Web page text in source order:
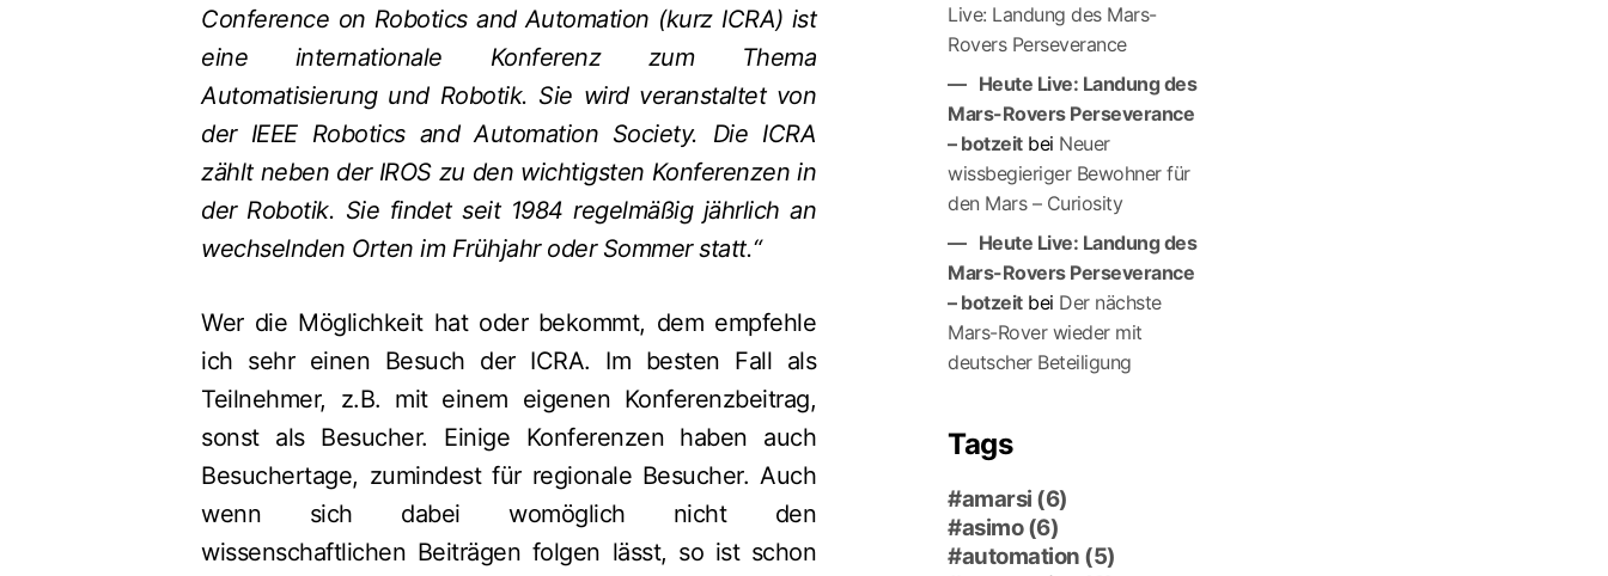
Conference on Robotics and Automation (kurz ICRA) ist
eine internationale Konferenz zum Thema
Automatisierung und Robotik. Sie wird veranstaltet von
der IEEE Robotics and Automation Society. Die ICRA
zählt neben der IROS zu den wichtigsten Konferenzen in
der Robotik. Sie findet seit 1984 regelmäßig jährlich an
wechselnden Orten im Frühjahr oder Sommer statt.“
Wer die Möglichkeit hat oder bekommt, dem empfehle
ich sehr einen Besuch der ICRA. Im besten Fall als
Teilnehmer, z.B. mit einem eigenen Konferenzbeitrag,
sonst als Besucher. Einige Konferenzen haben auch
Besuchertage, zumindest für regionale Besucher. Auch
wenn sich dabei womöglich nicht den
wissenschaftlichen Beiträgen folgen lässt, so ist schon
Live: Landung des Mars-
Rovers Perseverance
Heute Live: Landung des
Mars-Rovers Perseverance
– botzeitbei Neuer
wissbegieriger Bewohner für
den Mars – Curiosity
Heute Live: Landung des
Mars-Rovers Perseverance
– botzeitbei Der nächste
Mars-Ro­ver wieder mit
deutscher Beteiligung
Tags
amarsi (6)
asimo(6)
automation (5)